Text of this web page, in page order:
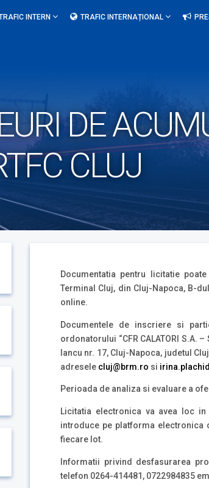
INTERN TRAFIC INTERNAȚIONAL
DE
CLUJ
Documentatia pentru licitatie
Terminal Cluj, din Cluj-Napoca, B-
online.
Documentele de inscriere si
ordonatorului “CFR CALATORI S.A. –
Iancu nr. 17, Cluj-Napoca, judetul
adresele cluj@brm.ro si
Perioada de analiza si evaluare a
Licitatia electronica va avea loc
introduce pe platforma electronica
fiecare lot.
Informatii privind desfasurarea
telefon 0264-414481, 0722984835